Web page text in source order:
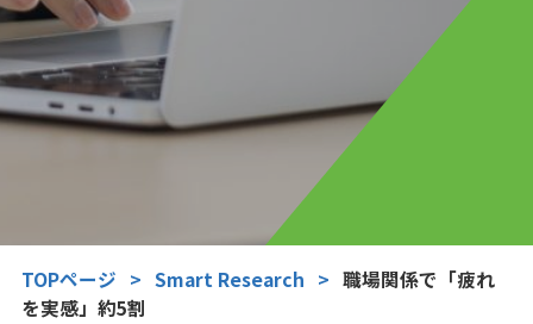
TOPページ > Smart Research > 職場関係で「疲れ
を実感」約5割